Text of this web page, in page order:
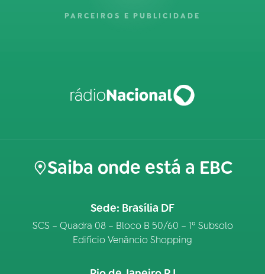
PARCEIROS E PUBLICIDADE
Saiba onde está a EBC
Sede: Brasília DF
SCS – Quadra 08 – Bloco B 50/60 – 1º Subsolo
Edifício Venâncio Shopping